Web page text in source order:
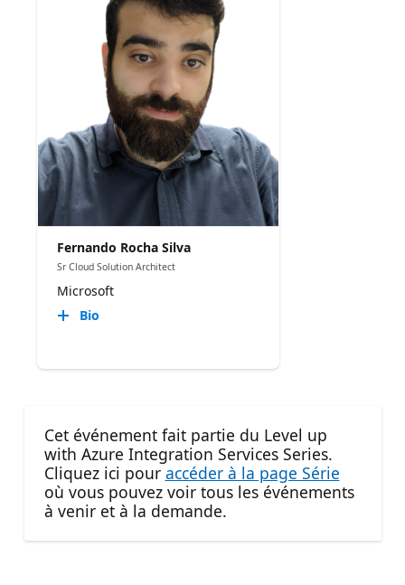
Fernando Rocha Silva
Sr Cloud Solution Architect
Microsoft
Bio
Cet événement fait partie du Level up
with Azure Integration Services Series.
Cliquez ici pour accéder à la page Série
où vous pouvez voir tous les événements
à venir et à la demande.